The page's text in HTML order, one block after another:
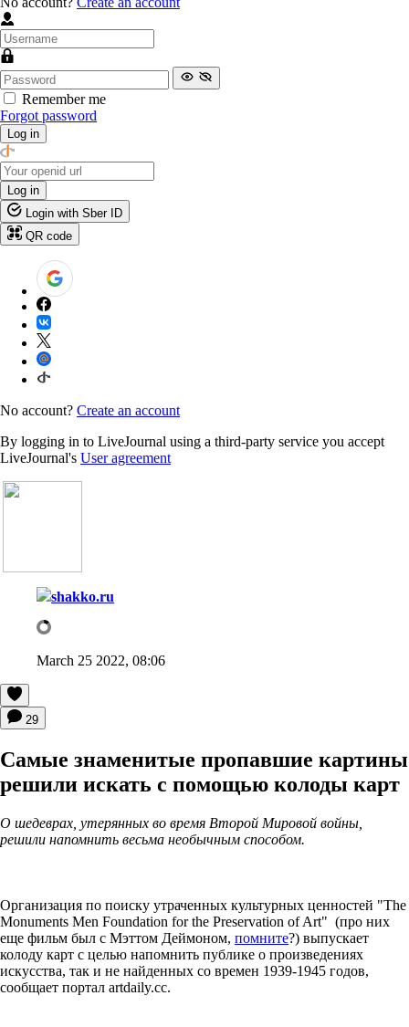
Remember me
Forgot password
Log in
Log in
Login with Sber ID
QR code
No account? Create an account
By logging in to LiveJournal using a third-party service you accept
LiveJournal's User agreement
shakko.ru
March 25 2022, 08:06
29
Самые знаменитые пропавшие картины
решили искать с помощью колоды карт
О шедеврах, утерянных во время Второй Мировой войны,
решили напомнить весьма необычным способом.
Организация по поиску утраченных культурных ценностей "The
Monuments Men Foundation for the Preservation of Art" (про них
еще фильм был с Мэттом Деймоном, помните?) выпускает
колоду карт с целью напомнить публике о произведениях
искусства, так и не найденных со времен 1939-1945 годов,
сообщает портал artdaily.cc.